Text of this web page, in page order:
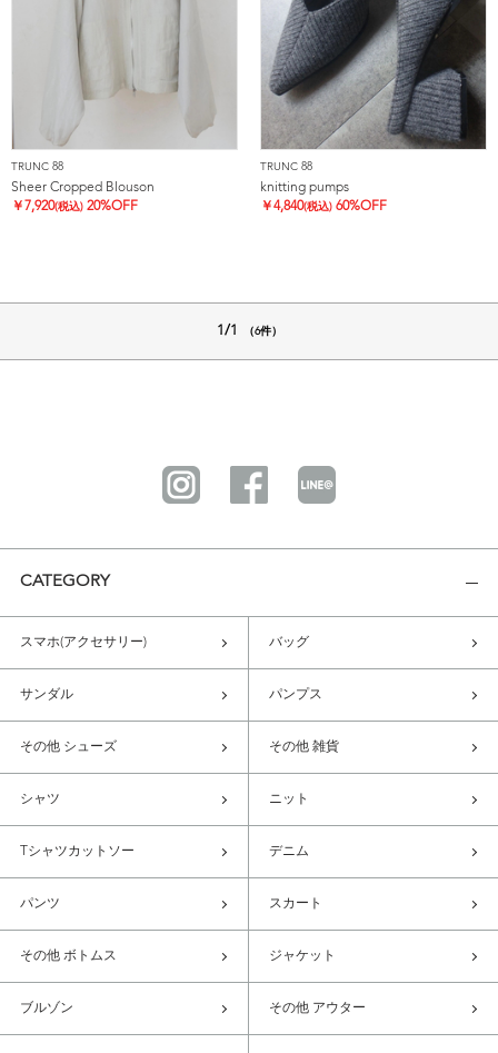
TRUNC 88
Sheer Cropped Blouson
￥ 7,920(税込) 20%OFF
TRUNC 88
knitting pumps
￥4,840(税込) 60%OFF
1/1 （6件）
CATEGORY
スマホ(アクセサリー) バッグ
サンダル パンプス
その他 シューズ その他 雑貨
シャツ ニット
Tシャツカットソー デニム
パンツ スカート
その他 ボトムス ジャケット
ブルゾン その他 アウター